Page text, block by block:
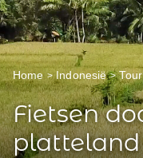
Home Indonesië Tour
Fietsen